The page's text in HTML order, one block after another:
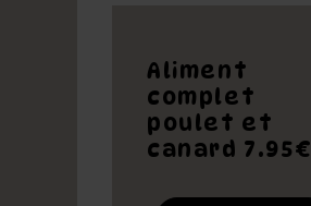
Aliment
complet
poulet et
canard 7.95€